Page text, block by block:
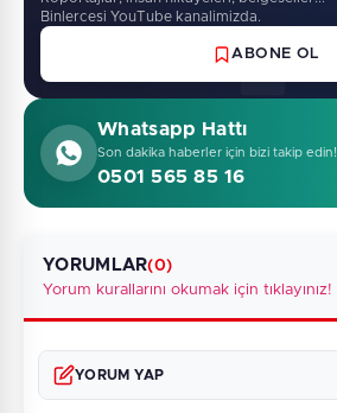
Binlercesi YouTube kanalimizda.
ABONE OL
Whatsapp Hattı
Son dakika haberler için bizi takip edin!
0501 565 85 16
YORUMLAR(0)
Yorum kurallarını okumak için tıklayınız!
YORUM YAP